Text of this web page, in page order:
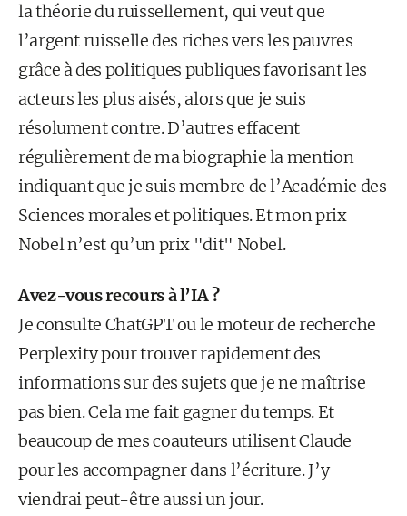
la théorie du ruissellement, qui veut que
l’argent ruisselle des riches vers les pauvres
grâce à des politiques publiques favorisant les
acteurs les plus aisés, alors que je suis
résolument contre. D’autres effacent
régulièrement de ma biographie la mention
indiquant que je suis membre de l’Académie des
Sciences morales et politiques. Et mon prix
Nobel n’est qu’un prix "dit" Nobel.
Avez-vous recours à l’IA ?
Je consulte ChatGPT ou le moteur de recherche
Perplexity pour trouver rapidement des
informations sur des sujets que je ne maîtrise
pas bien. Cela me fait gagner du temps. Et
beaucoup de mes coauteurs utilisent Claude
pour les accompagner dans l’écriture. J’y
viendrai peut-être aussi un jour.